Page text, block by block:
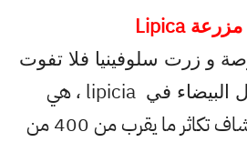
مزرعةLipica
و زرت سلوفينيا فلا تفوت
البيضاء في lipicia ، هي
مزرعة تاريخية لاستكشاف تكاثر ما يقرب من 400 من